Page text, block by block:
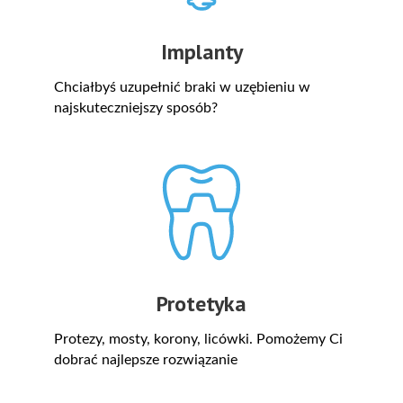
Implanty
Chciałbyś uzupełnić braki w uzębieniu w
najskuteczniejszy sposób?
Protetyka
Protezy, mosty, korony, licówki. Pomożemy Ci
dobrać najlepsze rozwiązanie